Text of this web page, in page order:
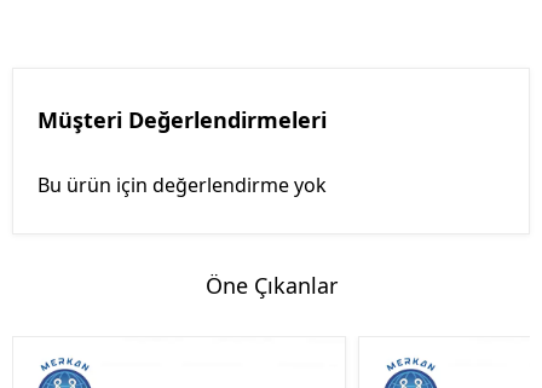
Müşteri Değerlendirmeleri
Bu ürün için değerlendirme yok
Öne Çıkanlar